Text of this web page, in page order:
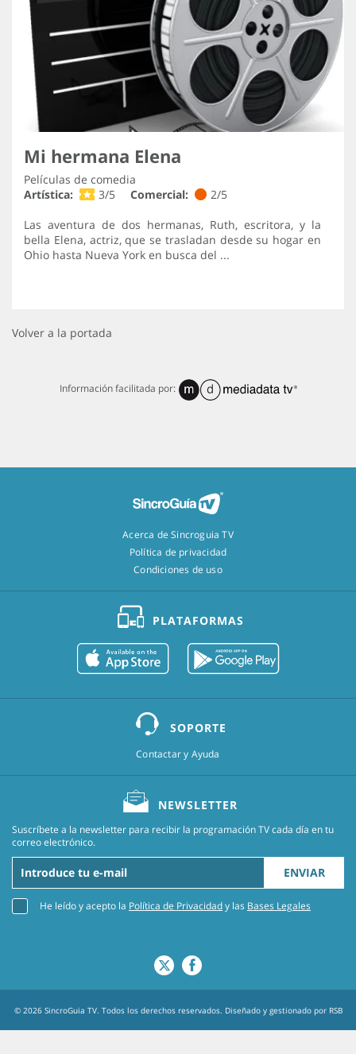
Mi hermana Elena
Películas de comedia
Artística:
3/5 Comercial:
2/5
Las aventura de dos hermanas, Ruth, escritora, y la
bella Elena, actriz, que se trasladan desde su hogar en
Ohio hasta Nueva York en busca del ...
Volver a la portada
Información facilitada por:
Acerca de Sincroguia TV
Política de privacidad
Condiciones de uso
PLATAFORMAS
SOPORTE
Contactar y Ayuda
NEWSLETTER
Suscríbete a la newsletter para recibir la programación TV cada día en tu
correo electrónico.
ENVIAR
He leído y acepto la Política de Privacidady las Bases Legales
© 2026 SincroGuia TV. Todos los derechos reservados. Diseñado y gestionado por RSB